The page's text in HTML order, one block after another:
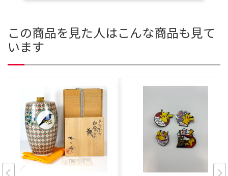
この商品を見た人はこんな商品も見て
います